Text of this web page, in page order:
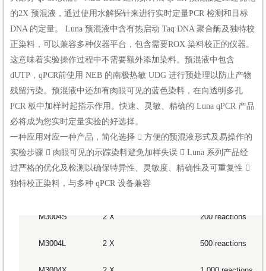
的2X 预混液，通过使用水解探针来进行实时定量PCR 检测和目标
DNA 的定量。 Luna 预混液中含有热启动 Taq DNA 聚合酶及独特校
正染料，可以兼容多种仪器平台，包含需要ROX 染料校正的仪器。
这意味着实验操作过程中不需要额外添加染料。预混液中包含
dUTP，qPCR前使用 NEB 的南极热敏 UDG 进行预处理以防止产物
残留污染。预混液中还加有肉眼可见的蓝色染料，在向透明多孔
PCR 板中加样时起指示作用。快速、灵敏、精确的 Luna qPCR 产品
必将成为您实时定量实验的好选择。
一种应用对应一种产品，简化选择  方便的预混液形式及易操作的
实验步骤  肉眼可见的示踪染料避免加样失误  Luna 系列产品经
过严格的优化及检测以确保特异性、灵敏度、精确性及可重复性 
独特校正染料，与多种 qPCR 设备兼容